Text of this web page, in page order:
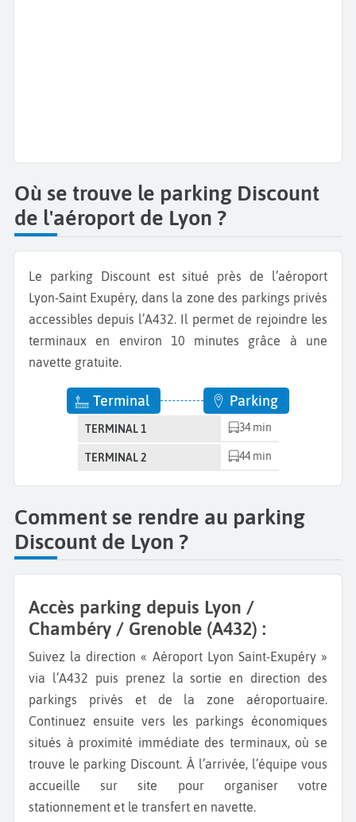
Où se trouve le parking Discount
de l'aéroport de Lyon ?
Le parking Discount est situé près de l’aéroport
Lyon-Saint Exupéry, dans la zone des parkings privés
accessibles depuis l’A432. Il permet de rejoindre les
terminaux en environ 10 minutes grâce à une
navette gratuite.
Terminal Parking
TERMINAL 1 34 min
TERMINAL 2 44 min
Comment se rendre au parking
Discount de Lyon ?
Accès parking depuis Lyon /
Chambéry / Grenoble (A432) :
Suivez la direction « Aéroport Lyon Saint-Exupéry »
via l’A432 puis prenez la sortie en direction des
parkings privés et de la zone aéroportuaire.
Continuez ensuite vers les parkings économiques
situés à proximité immédiate des terminaux, où se
trouve le parking Discount. À l’arrivée, l’équipe vous
accueille sur site pour organiser votre
stationnement et le transfert en navette.